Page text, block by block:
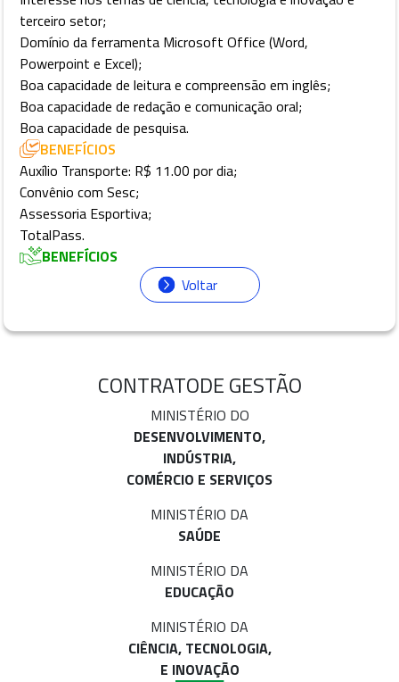
terceiro setor;
Domínio da ferramenta Microsoft Office (Word,
Powerpoint e Excel);
Boa capacidade de leitura e compreensão em inglês;
Boa capacidade de redação e comunicação oral;
Boa capacidade de pesquisa.
BENEFÍCIOS
Auxílio Transporte: R$ 11.00 por dia;
Convênio com Sesc;
Assessoria Esportiva;
TotalPass.
BENEFÍCIOS
Voltar
CONTRATODE GESTÃO
MINISTÉRIO DO
DESENVOLVIMENTO,
INDÚSTRIA,
COMÉRCIO E SERVIÇOS
MINISTÉRIO DA
SAÚDE
MINISTÉRIO DA
EDUCAÇÃO
MINISTÉRIO DA
CIÊNCIA, TECNOLOGIA,
E INOVAÇÃO